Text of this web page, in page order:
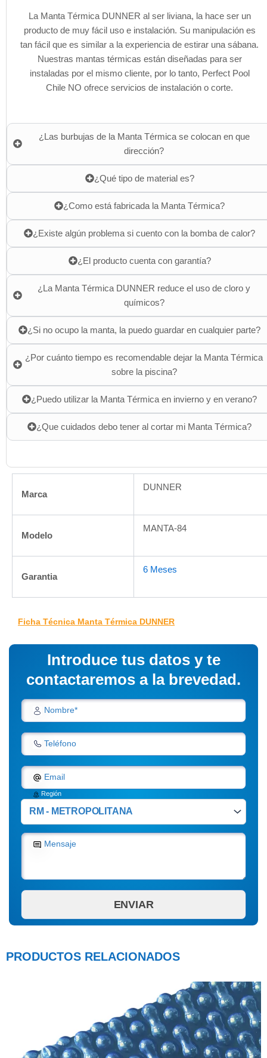
La Manta Térmica DUNNER al ser liviana, la hace ser un
producto de muy fácil uso e instalación. Su manipulación es
tan fácil que es similar a la experiencia de estirar una sábana.
Nuestras mantas térmicas están diseñadas para ser
instaladas por el mismo cliente, por lo tanto, Perfect Pool
Chile NO ofrece servicios de instalación o corte.
¿Las burbujas de la Manta Térmica se colocan en que
dirección?
¿Qué tipo de material es?
¿Como está fabricada la Manta Térmica?
¿Existe algún problema si cuento con la bomba de calor?
¿El producto cuenta con garantía?
¿La Manta Térmica DUNNER reduce el uso de cloro y
químicos?
¿Si no ocupo la manta, la puedo guardar en cualquier parte?
¿Por cuánto tiempo es recomendable dejar la Manta Térmica
sobre la piscina?
¿Puedo utilizar la Manta Térmica en invierno y en verano?
¿Que cuidados debo tener al cortar mi Manta Térmica?
Marca
DUNNER
Modelo
MANTA-84
Garantia
6 Meses
Ficha Técnica Manta Térmica DUNNER
Introduce tus datos y te
contactaremos a la brevedad.
Nombre*
Teléfono
Email
Región
Mensaje
PRODUCTOS RELACIONADOS